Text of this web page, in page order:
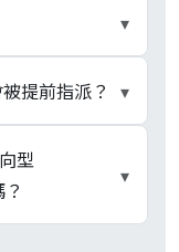
17% 到 19%
− 進場
的代價是買
領口理解為
」即可。
、真實成本是
帳面權利金
Journal of
期望值、賣
對被動持有者
端 IV 通常
等值、「零成
▾
《證券交易稅
或第二款
《期貨交易
權利金、買賣
擇權按口數
提前指派？ ▾
擇權商品（含
選擇權）皆
到期日行使權
型
▾